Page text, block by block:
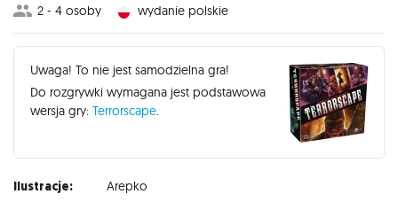
2 - 4 osoby wydanie polskie
Uwaga! To nie jest samodzielna gra!
Do rozgrywki wymagana jest podstawowa
wersja gry: Terrorscape.
Ilustracje: Arepko